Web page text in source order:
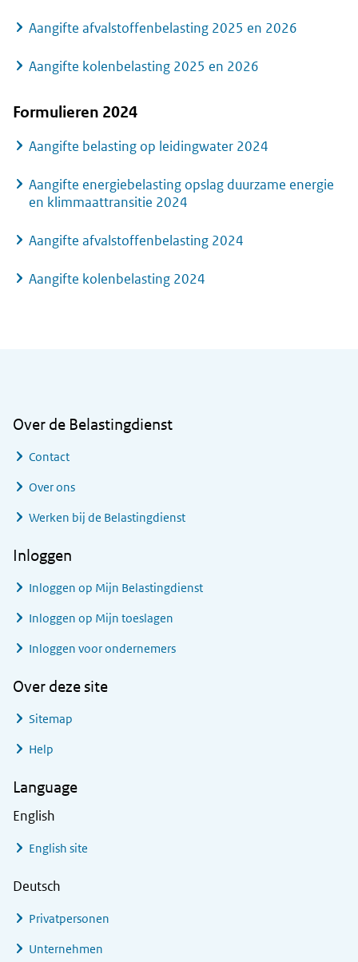
Aangifte afvalstoffenbelasting 2025 en 2026
Aangifte kolenbelasting 2025 en 2026
Formulieren 2024
Aangifte belasting op leidingwater 2024
Aangifte energiebelasting opslag duurzame energie
en klimmaattransitie 2024
Aangifte afvalstoffenbelasting 2024
Aangifte kolenbelasting 2024
Over de Belastingdienst
Contact
Over ons
Werken bij de Belastingdienst
Inloggen
Inloggen op Mijn Belastingdienst
Inloggen op Mijn toeslagen
Inloggen voor ondernemers
Over deze site
Sitemap
Help
Language
English
English site
Deutsch
Privatpersonen
Unternehmen